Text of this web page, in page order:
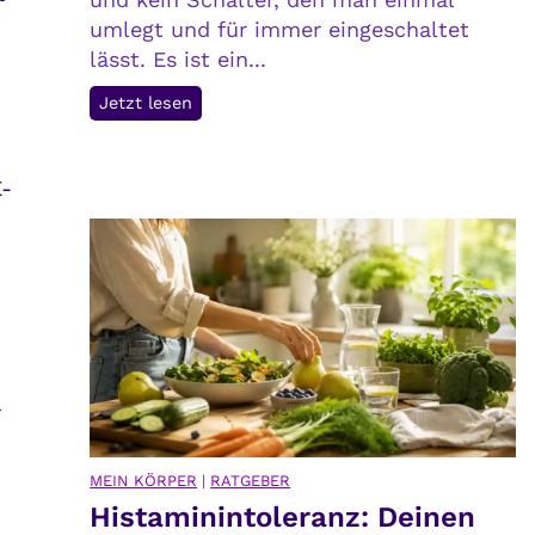
r
t
umlegt und für immer eingeschaltet
lässt. Es ist ein...
Jetzt lesen
t
v
e
G
e
d
a
n
k
MEIN KÖRPER | RATGEBER
Histaminintoleranz: Deinen